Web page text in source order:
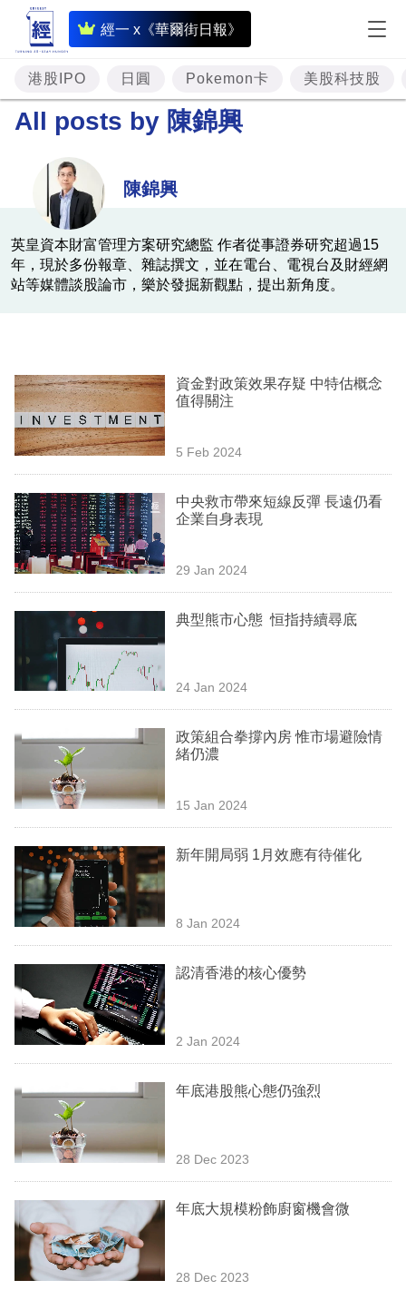
經一 x《華爾街日報》
即
時
財
經
樓
市
商
業
科
職
場
活
時
事
專
欄
閱
專
區
港股IPO 日圓 Pokemon卡 美股科技股
All posts by 陳錦興
陳錦興
英皇資本財富管理方案研究總監 作者從事證券研究超過15
年，現於多份報章、雜誌撰文，並在電台、電視台及財經網
站等媒體談股論市，樂於發掘新觀點，提出新角度。
資金對政策效果存疑 中特估概念
值得關注
5 Feb 2024
中央救市帶來短線反彈 長遠仍看
企業自身表現
29 Jan 2024
典型熊市心態 恒指持續尋底
24 Jan 2024
政策組合拳撐內房 惟市場避險情
緒仍濃
15 Jan 2024
新年開局弱 1月效應有待催化
8 Jan 2024
認清香港的核心優勢
2 Jan 2024
年底港股熊心態仍強烈
28 Dec 2023
年底大規模粉飾廚窗機會微
28 Dec 2023